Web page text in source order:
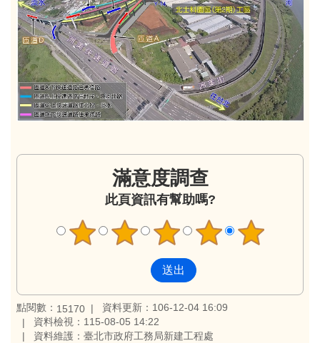
滿意度調查
此頁資訊有幫助嗎?
點閱數： 15170
資料更新：106-12-04 16:09
資料檢視：115-08-05 14:22
資料維護：臺北市政府工務局新建工程處